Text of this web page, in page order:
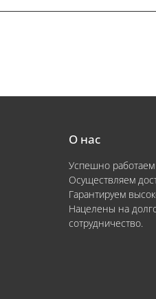
О нас
Успешно работаем
Осуществляем
Гарантируем
Нацелены на
сотрудничество.